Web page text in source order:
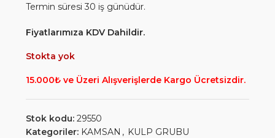
Termin süresi 30 iş günüdür.
Fiyatlarımıza KDV Dahildir.
Stokta yok
15.000₺ ve Üzeri Alışverişlerde Kargo Ücretsizdir.
Stok kodu: 29550
Kategoriler: KAMSAN , KULP GRUBU